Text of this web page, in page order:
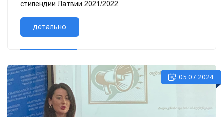
стипендии Латвии 2021/2022
детально
05.07.2024